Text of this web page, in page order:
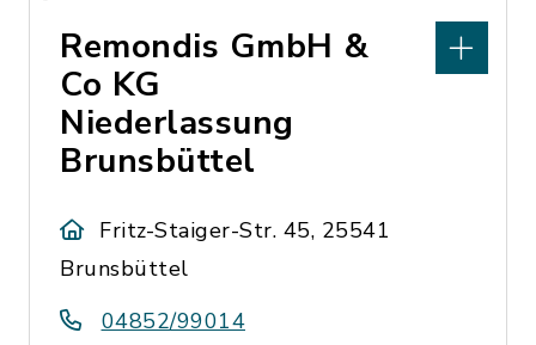
Remondis GmbH &
Co KG
Niederlassung
Brunsbüttel
Fritz-Staiger-Str. 45, 25541
Brunsbüttel
04852/99014